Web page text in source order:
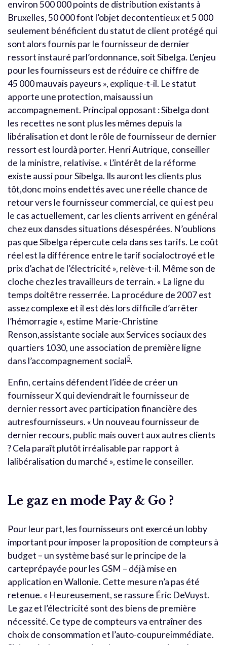
environ 500 000 points de distribution existants à
Bruxelles, 50 000 font l’objet decontentieux et 5 000
seulement bénéficient du statut de client protégé qui
sont alors fournis par le fournisseur de dernier
ressort instauré parl’ordonnance, soit Sibelga. L’enjeu
pour les fournisseurs est de réduire ce chiffre de
45 000 mauvais payeurs », explique-t-il. Le statut
apporte une protection, maisaussi un
accompagnement. Principal opposant : Sibelga dont
les recettes ne sont plus les mêmes depuis la
libéralisation et dont le rôle de fournisseur de dernier
ressort est lourdà porter. Henri Autrique, conseiller
de la ministre, relativise. « L’intérêt de la réforme
existe aussi pour Sibelga. Ils auront les clients plus
tôt,donc moins endettés avec une réelle chance de
retour vers le fournisseur commercial, ce qui est peu
le cas actuellement, car les clients arrivent en général
chez eux dansdes situations désespérées. N’oublions
pas que Sibelga répercute cela dans ses tarifs. Le coût
réel est la différence entre le tarif socialoctroyé et le
prix d’achat de l’électricité », relève-t-il. Même son de
cloche chez les travailleurs de terrain. « La ligne du
temps doitêtre resserrée. La procédure de 2007 est
assez complexe et il est dès lors difficile d’arrêter
l’hémorragie », estime Marie-Christine
Renson,assistante sociale aux Services sociaux des
quartiers 1030, une association de première ligne
dans l’accompagnement social5.
Enfin, certains défendent l’idée de créer un
fournisseur X qui deviendrait le fournisseur de
dernier ressort avec participation financière des
autresfournisseurs. « Un nouveau fournisseur de
dernier recours, public mais ouvert aux autres clients
? Cela paraît plutôt irréalisable par rapport à
lalibéralisation du marché », estime le conseiller.
Le gaz en mode Pay & Go ?
Pour leur part, les fournisseurs ont exercé un lobby
important pour imposer la proposition de compteurs à
budget – un système basé sur le principe de la
carteprépayée pour les GSM – déjà mise en
application en Wallonie. Cette mesure n’a pas été
retenue. « Heureusement, se rassure Éric DeVuyst.
Le gaz et l’électricité sont des biens de première
nécessité. Ce type de compteurs va entraîner des
choix de consommation et l’auto-coupureimmédiate.